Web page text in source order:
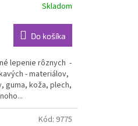
Skladom
Do košíka
lepenie rôznych -
- materiálov,
guma, koža, plech,
Kód: 9775